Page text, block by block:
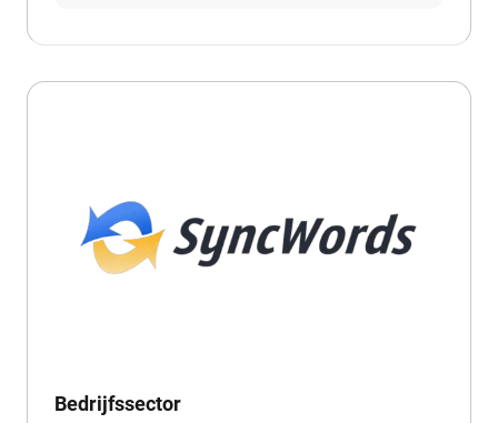
Bedrijfssector